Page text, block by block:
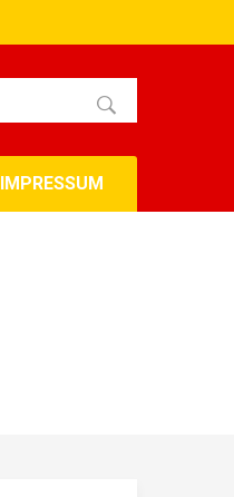
IMPRESSUM